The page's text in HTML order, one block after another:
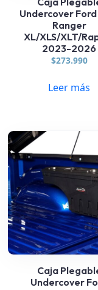
Undercover
Ranger
XL/XLS/XLT/
2023-2026
$273.990
Leer más
Caja
Undercover